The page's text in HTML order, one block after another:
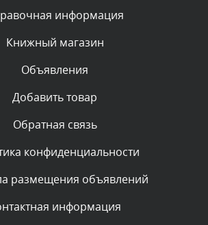
будет виден после проверки
проверяется
проверяется
информация
Книжный магазин
Объявления
Добавить товар
Обратная связь
конфиденциальности
размещения объявлений
информация